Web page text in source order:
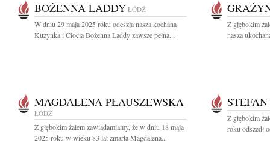
BOŻENNA LADDY ŁÓDŹ
W dniu 29 maja 2025 roku odeszła nasza kochana
Kuzynka i Ciocia Bożenna Laddy zawsze pełna...
Z głębokim
nasza
MAGDALENA PŁAUSZEWSKA
ŁÓDŹ
Z głębokim żalem zawiadamiamy, że w dniu 18 maja
2025 roku w wieku 83 lat zmarła Magdalena...
Z głębokim
roku odszedł